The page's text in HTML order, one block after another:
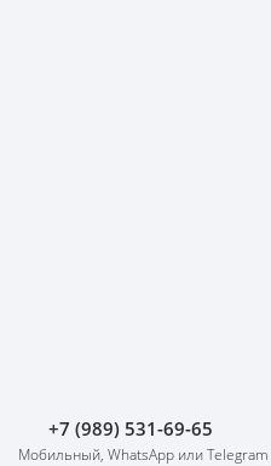
+7 (989) 531-69-65
Мобильный, WhatsApp или Telegram